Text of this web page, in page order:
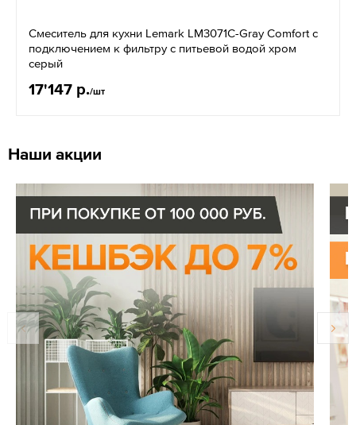
Смеситель для кухни Lemark LM3071C-Gray Comfort с
подключением к фильтру с питьевой водой хром
серый
17'147 р./шт
Наши акции